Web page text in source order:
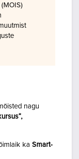
nagu
ka Smart-